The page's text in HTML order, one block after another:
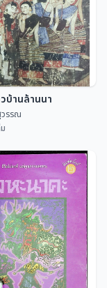
าวบ้านล้านนา
จสุวรรณ
บ้านล้านนา
รรณ